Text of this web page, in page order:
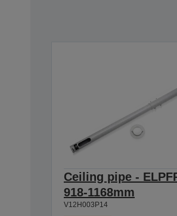
Ceiling pipe -
918-1168mm
V12H003P14